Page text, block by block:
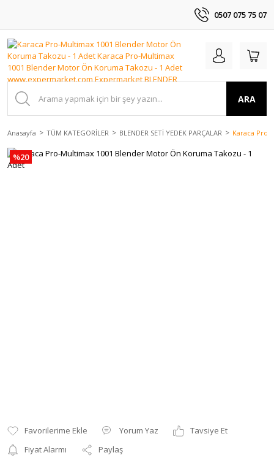
0507 075 75 07
ARA
Anasayfa TÜM KATEGORİLER BLENDER SETİ YEDEK PARÇALAR Karaca
%20
Yorum Yaz
Tavsiye Et
Fiyat Alarmı
Paylaş